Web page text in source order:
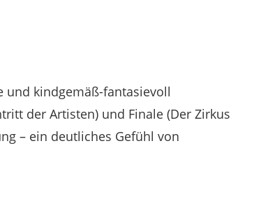
und kindgemäß-fantasievoll
der Artisten) und Finale (Der Zirkus
– ein deutliches Gefühl von